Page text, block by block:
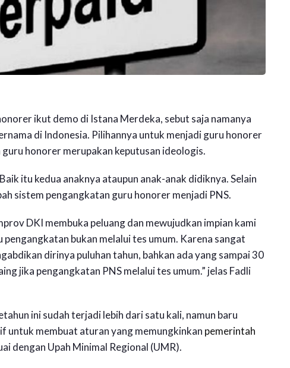
ikut demo di Istana Merdeka, sebut saja namanya
di Indonesia. Pilihannya untuk menjadi guru honorer
honorer merupakan keputusan ideologis.
itu kedua anaknya ataupun anak-anak didiknya. Selain
sistem pengangkatan guru honorer menjadi PNS.
DKI membuka peluang dan mewujudkan impian kami
pengangkatan bukan melalui tes umum. Karena sangat
dirinya puluhan tahun, bahkan ada yang sampai 30
jika pengangkatan PNS melalui tes umum.” jelas Fadli
ini sudah terjadi lebih dari satu kali, namun baru
untuk membuat aturan yang memungkinkan pemerintah
dengan Upah Minimal Regional (UMR).